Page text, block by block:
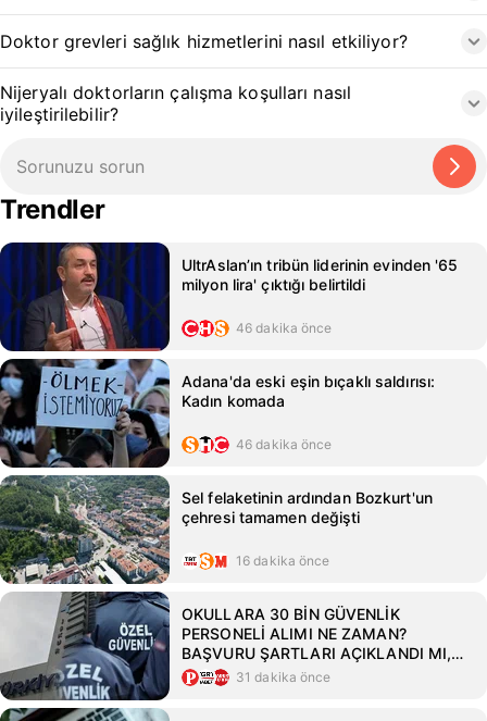
Doktor grevleri sağlık hizmetlerini nasıl etkiliyor?
Nijeryalı doktorların çalışma koşulları nasıl
iyileştirilebilir?
Trendler
UltrAslan’ın tribün liderinin evinden '65
milyon lira' çıktığı belirtildi
46 dakika önce
Adana'da eski eşin bıçaklı saldırısı:
Kadın komada
46 dakika önce
Sel felaketinin ardından Bozkurt'un
çehresi tamamen değişti
16 dakika önce
OKULLARA 30 BİN GÜVENLİK
PERSONELİ ALIMI NE ZAMAN?
BAŞVURU ŞARTLARI AÇIKLANDI MI,
KİMLER BAŞVURABİLİR?
31 dakika önce